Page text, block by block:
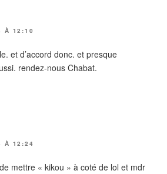
À 12:10
et d’accord donc. et presque
rendez-nous Chabat.
À 12:24
mettre « kikou » à coté de lol et mdr